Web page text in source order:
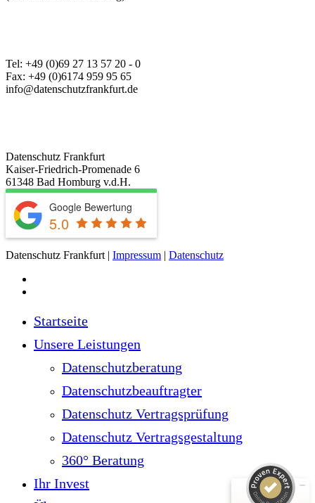
Tel: +49 (0)69 27 13 57 20 - 0
Fax: +49 (0)6174 959 95 65
info@datenschutzfrankfurt.de
Datenschutz Frankfurt
Kaiser-Friedrich-Promenade 6
61348 Bad Homburg v.d.H.
Google Bewertung
5.0
Datenschutz Frankfurt | Impressum | Datenschutz
Menu
Startseite
Unsere Leistungen
Datenschutzberatung
Datenschutzbeauftragter
Datenschutz Vertragsprüfung
Datenschutz Vertragsgestaltung
360° Beratung
Ihr Invest
DatenschutzFrankfurt
Empfehlungen auf
SEHR GUT
50